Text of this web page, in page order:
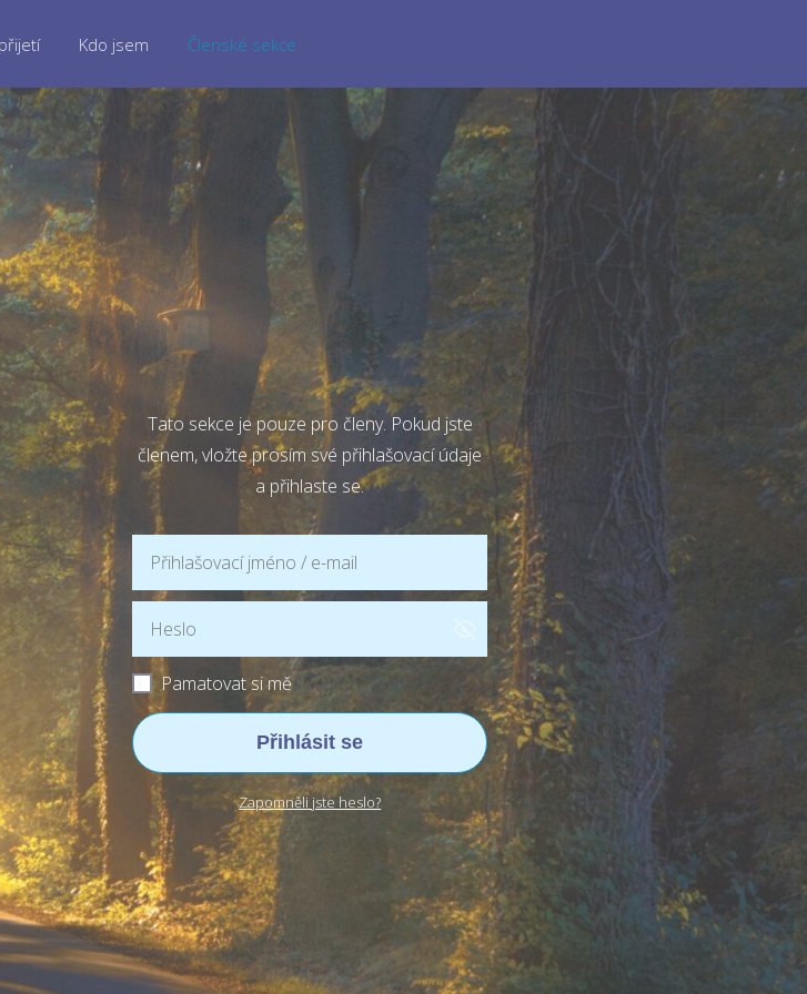
Kdo jsem Členské sekce
Tato sekce je pouze pro členy. Pokud jste
členem, vložte prosím své přihlašovací údaje
a přihlaste se.
Pamatovat si mě
Přihlásit se
Zapomněli jste heslo?